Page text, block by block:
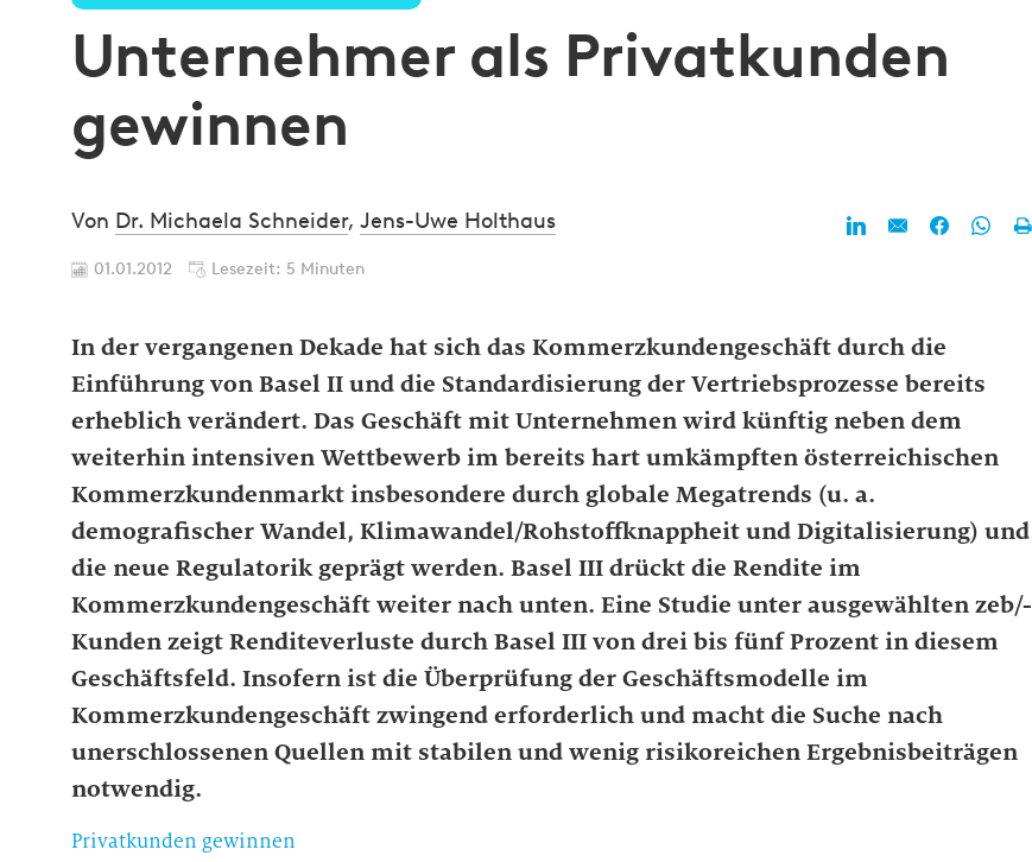
Unternehmer als Privatkunden
gewinnen
Von Dr. Michaela Schneider, Jens-Uwe Holthaus
01.01.2012 Lesezeit: 5 Minuten
In der vergangenen Dekade hat sich das Kommerzkundengeschäft durch die
Einführung von Basel II und die Standardisierung der Vertriebsprozesse bereits
erheblich verändert. Das Geschäft mit Unternehmen wird künftig neben dem
weiterhin intensiven Wettbewerb im bereits hart umkämpften österreichischen
Kommerzkundenmarkt insbesondere durch globale Megatrends (u. a.
demografischer Wandel, Klimawandel/Rohstoffknappheit und Digitalisierung) und
die neue Regulatorik geprägt werden. Basel III drückt die Rendite im
Kommerzkundengeschäft weiter nach unten. Eine Studie unter ausgewählten zeb/-
Kunden zeigt Renditeverluste durch Basel III von drei bis fünf Prozent in diesem
Geschäftsfeld. Insofern ist die Überprüfung der Geschäftsmodelle im
Kommerzkundengeschäft zwingend erforderlich und macht die Suche nach
unerschlossenen Quellen mit stabilen und wenig risikoreichen Ergebnisbeiträgen
notwendig.
Privatkunden gewinnen